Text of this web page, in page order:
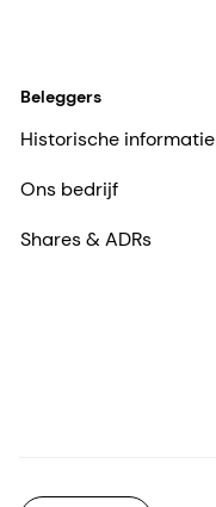
Beleggers
Historische informatie
Ons bedrijf
Shares & ADRs